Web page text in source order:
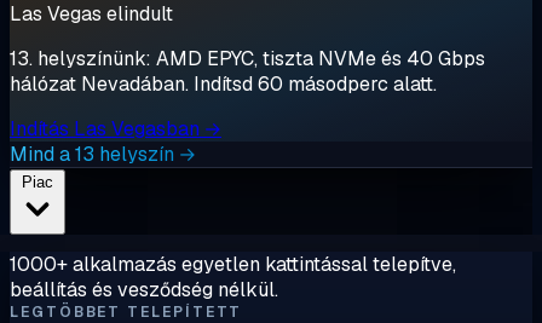
Las Vegas elindult
13. helyszínünk: AMD EPYC, tiszta NVMe és 40 Gbps
hálózat Nevadában. Indítsd 60 másodperc alatt.
Indítás Las Vegasban →
Mind a 13 helyszín →
1000+ alkalmazás egyetlen kattintással telepítve,
beállítás és vesződség nélkül.
LEGTÖBBET TELEPÍTETT